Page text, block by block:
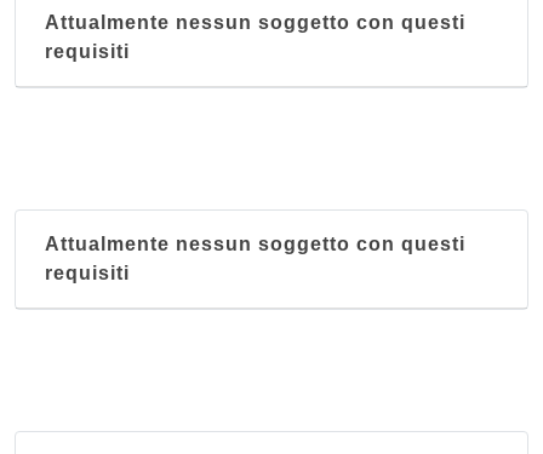
Attualmente nessun soggetto con questi
requisiti
Attualmente nessun soggetto con questi
requisiti